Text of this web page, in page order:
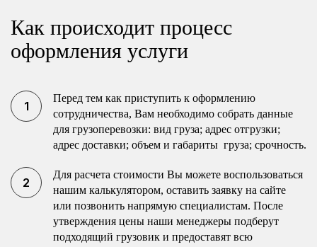
Как происходит процесс
оформления услуги
Перед тем как приступить к оформлению
сотрудничества, Вам необходимо собрать данные
для грузоперевозки: вид груза; адрес отгрузки;
адрес доставки; объем и габариты груза; срочность.
Для расчета стоимости Вы можете воспользоваться
нашим калькулятором, оставить заявку на сайте
или позвонить напрямую специалистам. После
утверждения цены наши менеджеры подберут
подходящий грузовик и предоставят всю